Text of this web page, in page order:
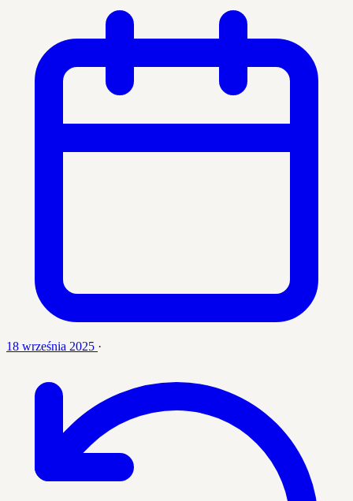
18 września 2025 ·